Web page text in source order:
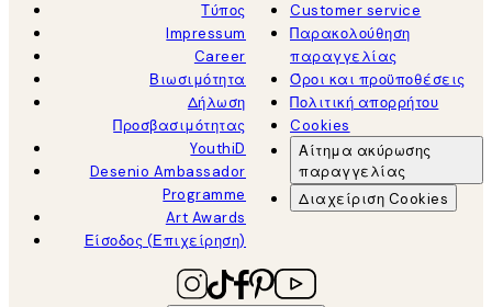
Τύπος
Impressum
Career
Βιωσιμότητα
Δήλωση
Προσβασιμότητας
YouthiD
Desenio Ambassador
Programme
Art Awards
Είσοδος (Επιχείρηση)
Customer service
Παρακολούθηση
παραγγελίας
Όροι και προϋποθέσεις
Πολιτική απορρήτου
Cookies
Αίτημα ακύρωσης
παραγγελίας
Διαχείριση Cookies